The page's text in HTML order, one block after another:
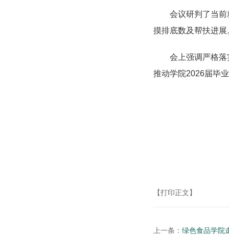
会议研判 了当前
摸排底数及帮扶进展
会上强调严格落
推动学院2026届毕
【打印正文】
上一条： 绿色食品学院